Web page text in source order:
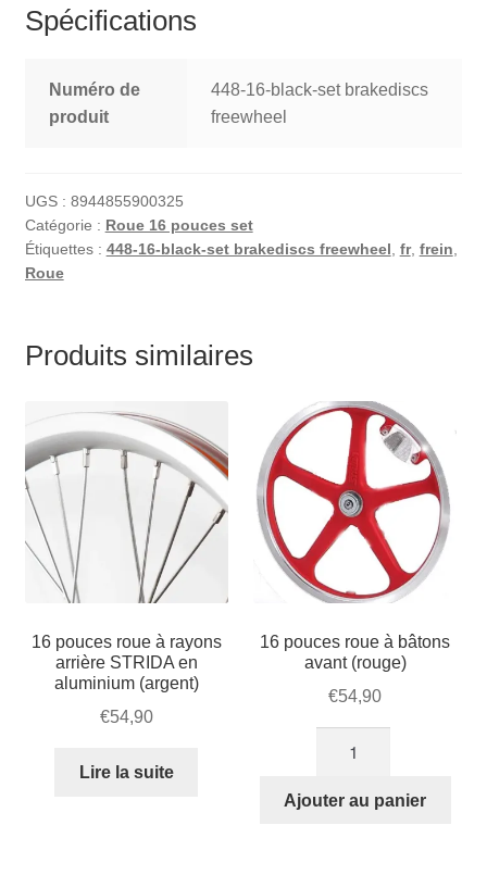
Spécifications
Numéro de
produit
448-16-black-set brakediscs
freewheel
UGS : 8944855900325
Catégorie : Roue 16 pouces set
Étiquettes : 448-16-black-set brakediscs freewheel fr, frein
Roue
Produits similaires
16 pouces roue à rayons
arrière STRIDA en
aluminium (argent)
€54,90
Lire la suite
16 pouces roue à bâtons
avant (rouge)
€54,90
16
Ajouter au panier